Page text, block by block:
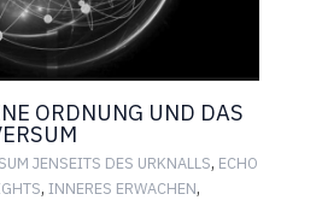
ORDNUNG UND DAS
JENSEITS DES URKNALLS, ECHO
, INNERES ERWACHEN,